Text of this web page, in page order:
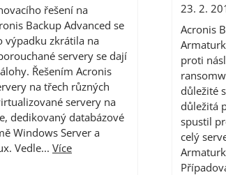
řešení na
Backup Advanced se
výpadku zkrátila na
servery se dají
Řešením Acronis
na třech různých
servery na
dedikovaný databázové
Windows Server a
Vedle... Více
23. 2.
Acronis
proti
důležité
důležitá
spustil
celý